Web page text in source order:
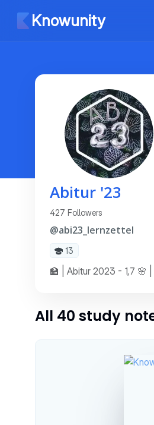
Knowunity
Abitur '23
427 Followers
@abi23_lernzettel
13
🏫 | Abitur 2023 - 1,7
All 40 study